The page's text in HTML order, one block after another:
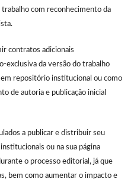
com reconhecimento da
contratos adicionais
exclusiva da versão do trabalho
repositório institucional ou como
de autoria e publicação inicial
a publicar e distribuir seu
ou na sua página
o processo editorial, já que
bem como aumentar o impacto e